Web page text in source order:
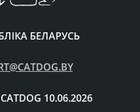
БЕЛАРУСЬ
10.06.2026